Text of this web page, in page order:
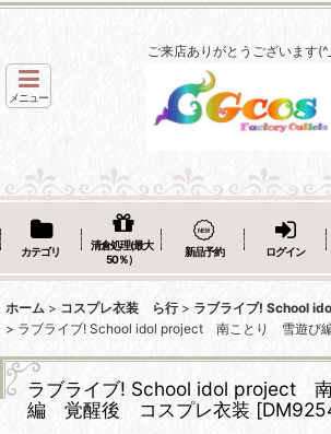
ご来店ありがとうございます
メニュー
カテゴリ
清倉処理(最大
50％）
新品予約 ログイン
ホーム > コスプレ衣装 ら行 > ラブライブ! School
> ラブライブ! School idol project 南ことり 雪遊
ラブライブ! School idol project
編 覚醒後 コスプレ衣装 [